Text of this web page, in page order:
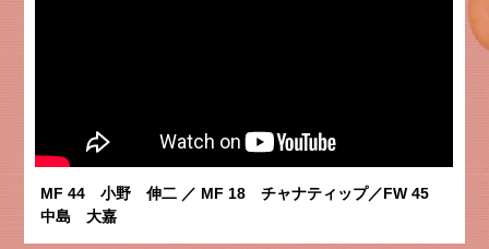
MF 44 小野 伸二 ／ MF 18 チャナティップ／FW 45
中島 大嘉